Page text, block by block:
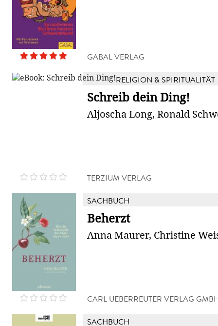
GABAL VERLAG
RELIGION & SPIRITUALITÄT
Schreib dein Ding!
Aljoscha Long, Ronald
TERZIUM VERLAG
SACHBUCH
Beherzt
Anna Maurer, Christine
CARL UEBERREUTER VERLAG
SACHBUCH